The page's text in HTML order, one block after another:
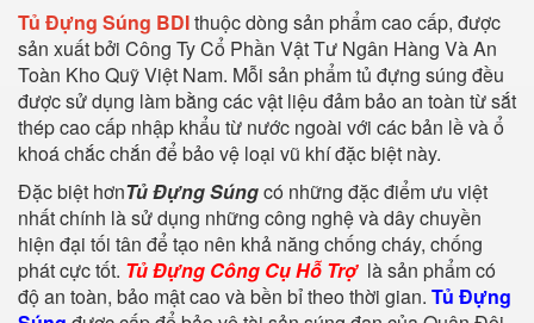
Tủ Đựng Súng BDIthuộc dòng sản phẩm cao cấp, được
sản xuất bởi Công Ty Cổ Phần Vật Tư Ngân Hàng Và An
Toàn Kho Quỹ Việt Nam. Mỗi sản phẩm tủ đựng súng đều
được sử dụng làm bằng các vật liệu đảm bảo an toàn từ sắt
thép cao cấp nhập khẩu từ nước ngoài với các bản lề và ổ
khoá chắc chắn để bảo vệ loại vũ khí đặc biệt này.
Đặc biệt hơnTủ Đựng Súngcó những đặc điểm ưu việt
nhất chính là sử dụng những công nghệ và dây chuyền
hiện đại tối tân để tạo nên khả năng chống cháy, chống
phát cực tốt. Tủ Đựng Công Cụ Hỗ Trợ là sản phẩm có
độ an toàn, bảo mật cao và bền bỉ theo thời gian. Tủ Đựng